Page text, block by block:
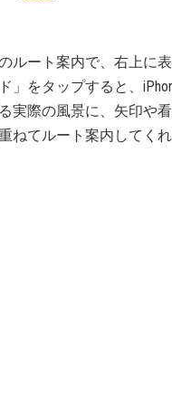
ルート案内で、右上に
」をタップすると、
実際の風景に、矢印や
ねてルート案内してくれ